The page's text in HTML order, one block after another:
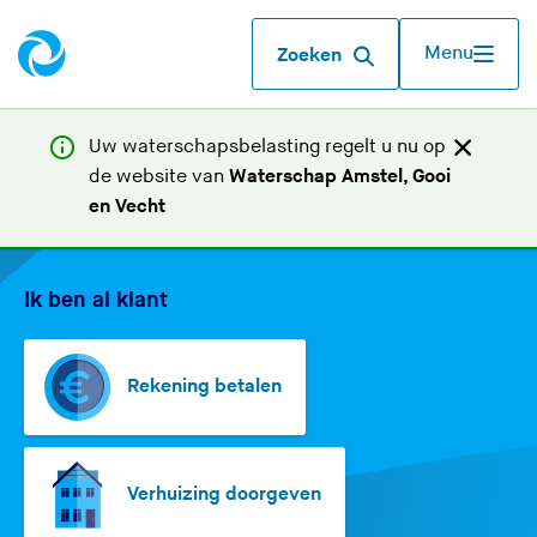
Zoeken Menu
Uw waterschapsbelasting regelt u nu op
de website van Waterschap Amstel, Gooi
en Vecht(
e
a
t
e
W
Ik ben al klant
Rekening betalen
Verhuizing doorgeven